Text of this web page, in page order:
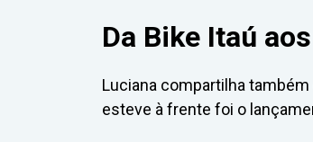
Da Bike Itaú
Luciana compartilha
esteve à frente foi o